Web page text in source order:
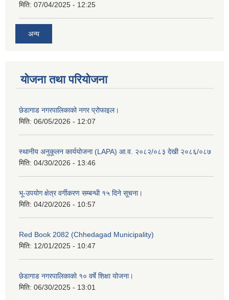
मिति: 07/04/2025 - 12:25
अन्य
योजना तथा परियोजना
छेडागाड नगरपालिकाको नगर प्रोफाइल।
मिति: 06/05/2026 - 12:07
स्थानीय अनुकूलन कार्ययोजना (LAPA) आ.व. २०८२/०८३ देखी २०८६/०८७
मिति: 04/30/2026 - 13:46
भू-उपयोग क्षेत्र वर्गीकरण सम्बन्धी १५ दिने सूचना।
मिति: 04/20/2026 - 10:57
Red Book 2082 (Chhedagad Municipality)
मिति: 12/01/2025 - 10:47
छेडागाड नगरपालिकाको १० वर्षे शिक्षा योजना।
मिति: 06/30/2025 - 13:01